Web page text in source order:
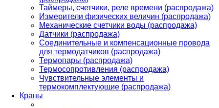
Таймеры, счетчики, реле времени (распродажа)
Измерители физических величин (распродажа)
Механические счетчики воды (распродажа)
Датчики (распродажа)
Соединительные и компенсационные провода
для термодатчиков (распродажа)
Термопары (распродажа)
Термосопротивления (распродажа)
Чувствительные элементы и
термокомплектующие (распродажа)
Краны